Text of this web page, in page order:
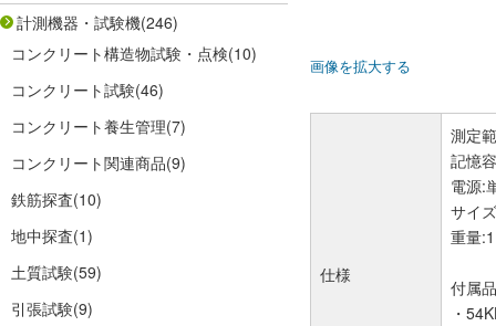
計測機器・試験機(246)
コンクリート構造物試験・点検(10)
コンクリート試験(46)
コンクリート養生管理(7)
コンクリート関連商品(9)
鉄筋探査(10)
地中探査(1)
土質試験(59)
引張試験(9)
画像を拡大する
仕様
測定
記憶
電源:
サイ
重量
付属品
・